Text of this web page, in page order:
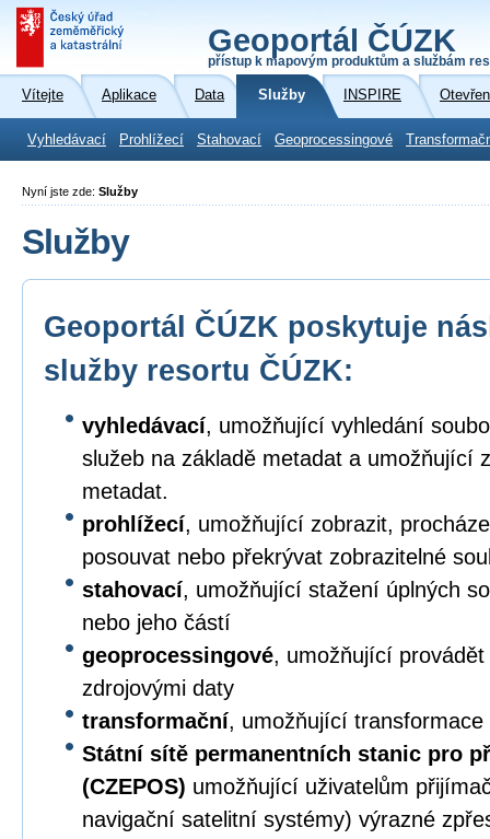
Geoportál ČÚZK
přístup k mapovým produktům a službám
Vítejte Aplikace Data Služby INSPIRE
Vyhledávací Prohlížecí Stahovací Geoprocessingové
Nyní jste zde: Služby
Služby
Geoportál ČÚZK poskytuje
služby resortu ČÚZK:
vyhledávací, umožňující vyhledání
služeb na základě metadat a umožňující
metadat.
prohlížecí, umožňující zobrazit,
posouvat nebo překrývat zobrazitelné
stahovací, umožňující stažení úplných
nebo jeho částí
geoprocessingové, umožňující
zdrojovými daty
transformační, umožňující transformace
Státní sítě permanentních stanic pro
(CZEPOS) umožňující uživatelům
navigační satelitní systémy) výrazné